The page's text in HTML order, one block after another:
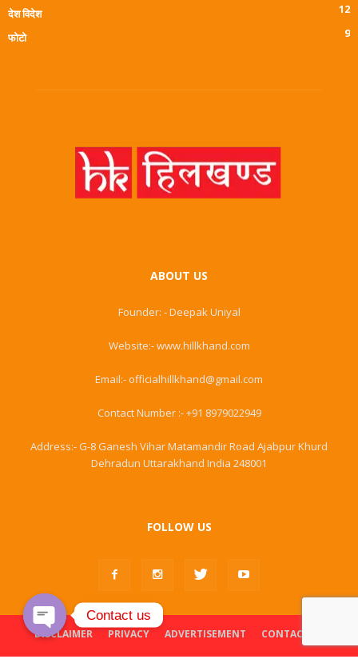
देश विदेश
12
फोटो
9
ABOUT US
Founder: - Deepak Uniyal
Website:- www.hillkhand.com
Email:- officialhillkhand@gmail.com
Contact Number :- +91 8979022949
Address:- G-8 Ganesh Vihar Matamandir Road Ajabpur Khurd
Dehradun Uttarakhand India 248001
FOLLOW US
DISCLAIMER PRIVACY ADVERTISEMENT
CONTACT US
© Hillkhand. All Rights Reserved
Contact us
Open
chaty